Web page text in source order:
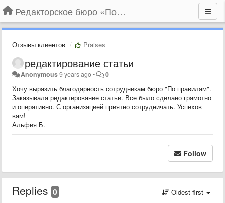
Редакторское бюро «По правилам»
Отзывы клиентов Praises
редактирование статьи
Anonymous9 years ago• 0
Хочу выразить благодарность сотрудникам бюро "По правилам".
Заказывала редактирование статьи. Все было сделано грамотно
и оперативно. С организацией приятно сотрудничать. Успехов
вам!
Альфия Б.
Follow
Replies 0 Oldest first